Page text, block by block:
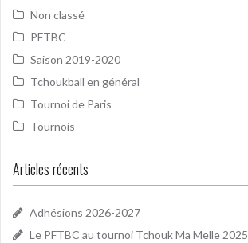
Non classé
PFTBC
Saison 2019-2020
Tchoukball en général
Tournoi de Paris
Tournois
Articles récents
Adhésions 2026-2027
Le PFTBC au tournoi Tchouk Ma Melle 2025